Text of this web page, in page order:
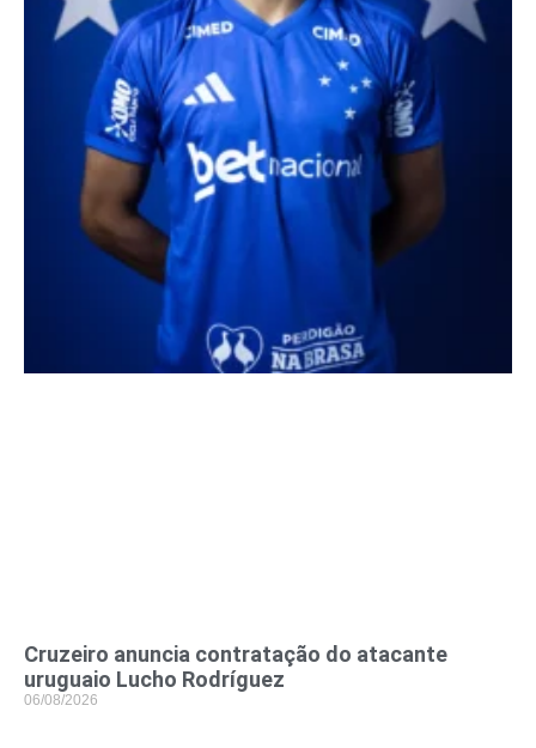
Cruzeiro anuncia contratação do atacante
uruguaio Lucho Rodríguez
06/08/2026